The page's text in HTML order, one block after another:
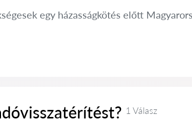
egy házasságkötés előtt
1 Válasz